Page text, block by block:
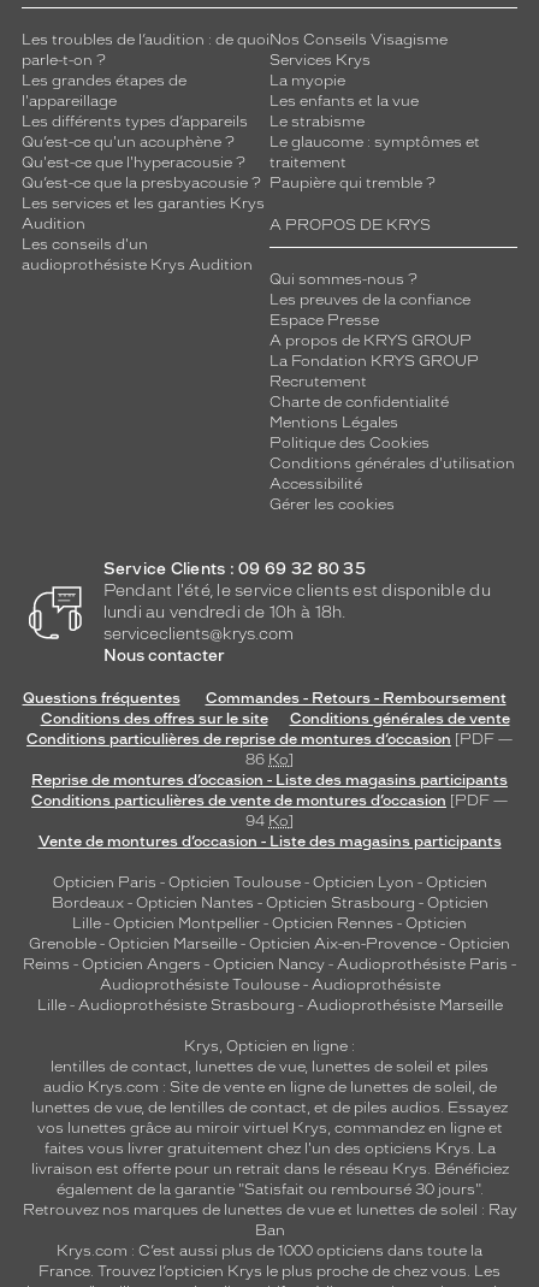
Les troubles de l’audition : de quoi
parle-t-on ?
Les grandes étapes de
l'appareillage
Les différents types d’appareils
Qu’est-ce qu'un acouphène ?
Qu'est-ce que l'hyperacousie ?
Qu’est-ce que la presbyacousie ?
Les services et les garanties Krys
Audition
Les conseils d'un
audioprothésiste Krys Audition
Nos Conseils Visagisme
Services Krys
La myopie
Les enfants et la vue
Le strabisme
Le glaucome : symptômes et
traitement
Paupière qui tremble ?
A PROPOS DE KRYS
Qui sommes-nous ?
Les preuves de la confiance
Espace Presse
A propos de KRYS GROUP
La Fondation KRYS GROUP
Recrutement
Charte de confidentialité
Mentions Légales
Politique des Cookies
Conditions générales d'utilisation
Accessibilité
Gérer les cookies
Service Clients : 09 69 32 80 35
Pendant l'été, le service clients est disponible du
lundi au vendredi de 10h à 18h.
serviceclients@krys.com
Nous contacter
Questions fréquentes
Commandes - Retours - Remboursement
Conditions des offres sur le site
Conditions générales de vente
Conditions particulières de reprise de montures d’occasion [PDF —
86 Ko]
Reprise de montures d’occasion - Liste des magasins participants
Conditions particulières de vente de montures d’occasion [PDF —
94 Ko]
Vente de montures d’occasion - Liste des magasins participants
Opticien Paris - Opticien Toulouse- Opticien Lyon - Opticien
Bordeaux- Opticien Nantes - Opticien Strasbourg - Opticien
Lille - Opticien Montpellier - Opticien Rennes - Opticien
Grenoble - Opticien Marseille - Opticien Aix-en-Provence - Opticien
Reims - Opticien Angers - Opticien Nancy - Audioprothésiste Paris -
Audioprothésiste Toulouse- Audioprothésiste
Lille- Audioprothésiste Strasbourg - Audioprothésiste Marseille
Krys, Opticien en ligne :
lentilles de contact, lunettes de vue, lunettes de soleil et piles
audio Krys.com : Site de vente en ligne de lunettes de soleil, de
lunettes de vue, de lentilles de contact, et de piles audios. Essayez
vos lunettes grâce au miroir virtuel Krys, commandez en ligne et
faites vous livrer gratuitement chez l'un des opticiens Krys. La
livraison est offerte pour un retrait dans le réseau Krys. Bénéficiez
également de la garantie "Satisfait ou remboursé 30 jours".
Retrouvez nos marques de lunettes de vue et lunettes de soleil : Ray
Ban
Krys.com : C’est aussi plus de 1000 opticiens dans toute la
France. Trouvez l’opticien Krys le plus proche de chez vous. Les